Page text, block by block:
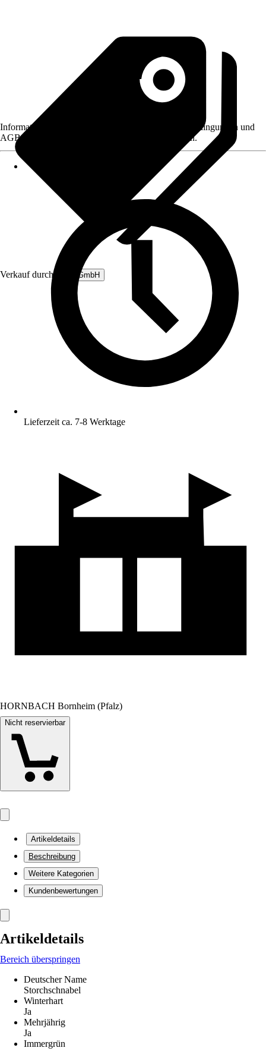
Verkauf durch: B&L GmbH
Informationen des Verkäufers, wie z. B. Rückgabebedingungen und
AGB, finden Sie bei Klick auf den Verkäufernamen.
Lieferzeit ca. 7-8 Werktage
HORNBACH Bornheim (Pfalz)
Nicht reservierbar
Artikeldetails
Beschreibung
Weitere Kategorien
Kundenbewertungen
Artikeldetails
Bereich überspringen
Deutscher Name
Storchschnabel
Winterhart
Ja
Mehrjährig
Ja
Immergrün